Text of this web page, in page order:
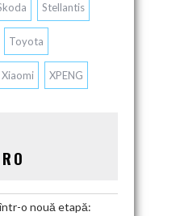
Stellantis
Toyota
Xiaomi XPENG
o nouă etapă: